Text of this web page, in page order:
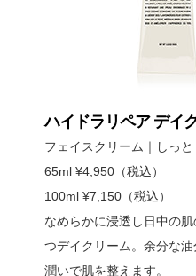
ハイドラリペア デイ
フェイスクリーム｜しっと
65ml ¥4,950（税込）
100ml ¥7,150（税込）
なめらかに浸透し日中の
つデイクリーム。余分な
潤いで肌を整えます。